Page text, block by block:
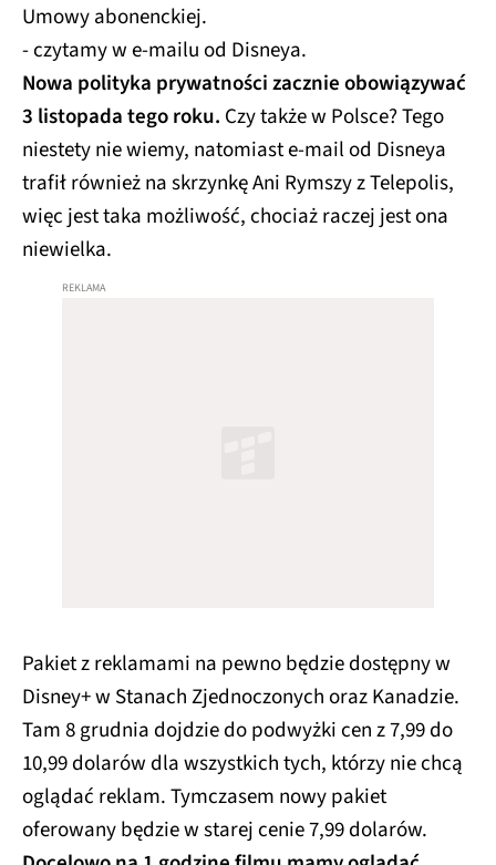
Umowy abonenckiej.
- czytamy w e-mailu od Disneya.
Nowa polityka prywatności zacznie obowiązywać
3 listopada tego roku. Czy także w Polsce? Tego
niestety nie wiemy, natomiast e-mail od Disneya
trafił również na skrzynkę Ani Rymszy z Telepolis,
więc jest taka możliwość, chociaż raczej jest ona
niewielka.
Pakiet z reklamami na pewno będzie dostępny w
Disney+ w Stanach Zjednoczonych oraz Kanadzie.
Tam 8 grudnia dojdzie do podwyżki cen z 7,99 do
10,99 dolarów dla wszystkich tych, którzy nie chcą
oglądać reklam. Tymczasem nowy pakiet
oferowany będzie w starej cenie 7,99 dolarów.